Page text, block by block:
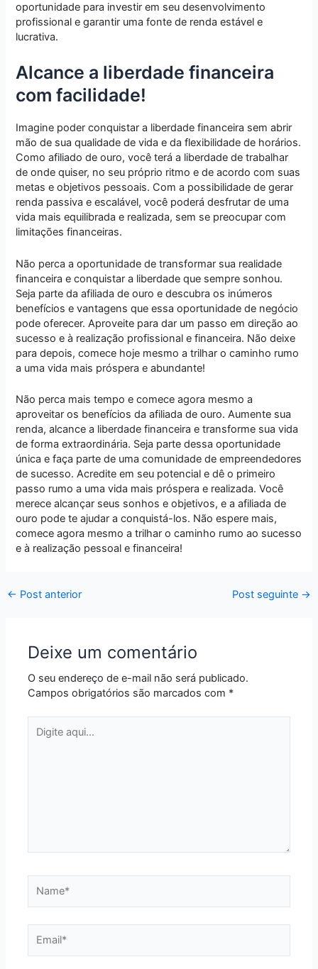
oportunidade para investir em seu desenvolvimento
profissional e garantir uma fonte de renda estável e
lucrativa.
Alcance a liberdade financeira
com facilidade!
Imagine poder conquistar a liberdade financeira sem abrir
mão de sua qualidade de vida e da flexibilidade de horários.
Como afiliado de ouro, você terá a liberdade de trabalhar
de onde quiser, no seu próprio ritmo e de acordo com suas
metas e objetivos pessoais. Com a possibilidade de gerar
renda passiva e escalável, você poderá desfrutar de uma
vida mais equilibrada e realizada, sem se preocupar com
limitações financeiras.
Não perca a oportunidade de transformar sua realidade
financeira e conquistar a liberdade que sempre sonhou.
Seja parte da afiliada de ouro e descubra os inúmeros
benefícios e vantagens que essa oportunidade de negócio
pode oferecer. Aproveite para dar um passo em direção ao
sucesso e à realização profissional e financeira. Não deixe
para depois, comece hoje mesmo a trilhar o caminho rumo
a uma vida mais próspera e abundante!
Não perca mais tempo e comece agora mesmo a
aproveitar os benefícios da afiliada de ouro. Aumente sua
renda, alcance a liberdade financeira e transforme sua vida
de forma extraordinária. Seja parte dessa oportunidade
única e faça parte de uma comunidade de empreendedores
de sucesso. Acredite em seu potencial e dê o primeiro
passo rumo a uma vida mais próspera e realizada. Você
merece alcançar seus sonhos e objetivos, e a afiliada de
ouro pode te ajudar a conquistá-los. Não espere mais,
comece agora mesmo a trilhar o caminho rumo ao sucesso
e à realização pessoal e financeira!
← Post anterior Post seguinte →
Deixe um comentário
O seu endereço de e-mail não será publicado.
Campos obrigatórios são marcados com *
aqui...